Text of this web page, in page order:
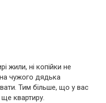
жили, ні копійки не
чужого дядька
Тим більше, що у вас
ще квартиру.